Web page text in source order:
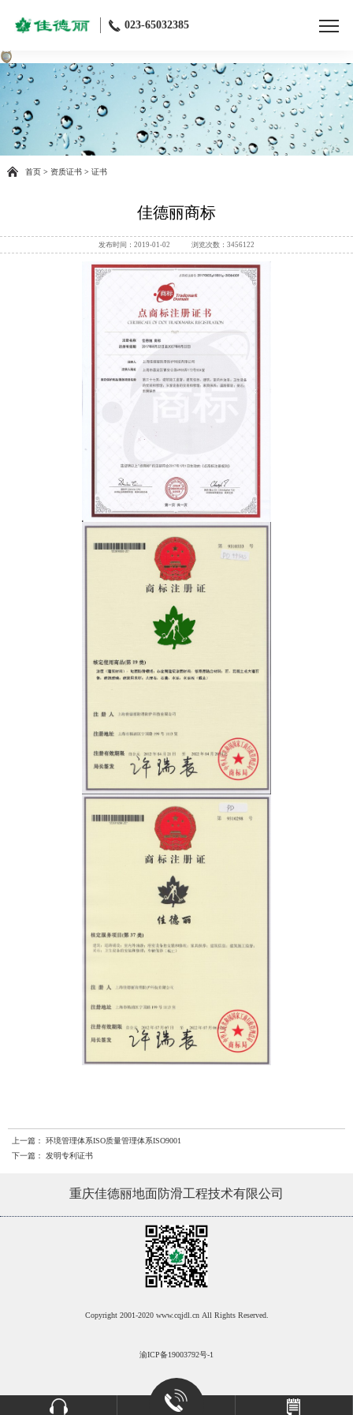
023-65032385
首页 > 资质证书 > 证书
佳德丽商标
发布时间：2019-01-02 浏览次数：3456122
上一篇： 环境管理体系ISO质量管理体系ISO9001
下一篇： 发明专利证书
重庆佳德丽地面防滑工程技术有限公司
Copyright 2001-2020 www.cqjdl.cn All Rights Reserved.
渝ICP备19003792号-1